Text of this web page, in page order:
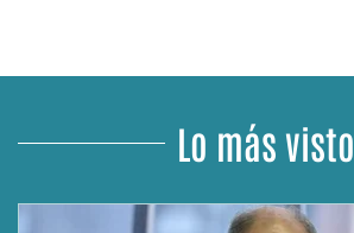
Lo más visto